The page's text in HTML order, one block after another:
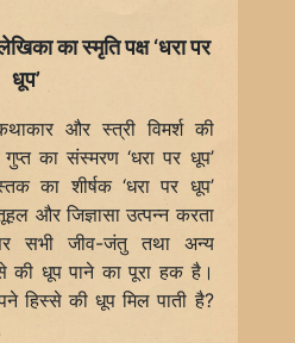
का स्मृति पक्ष ‘धरा पर
धूप’
और स्त्री विमर्श की
का संस्मरण ‘धरा पर धूप’
का शीर्षक ‘धरा पर धूप’
और जिज्ञासा उत्पन्न करता
सभी जीव-जंतु तथा अन्य
की धूप पाने का पूरा हक है।
हिस्से की धूप मिल पाती है?